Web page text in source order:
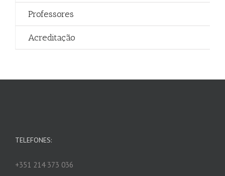
Professores
Acreditação
TELEFONES:
+351 214 373 036